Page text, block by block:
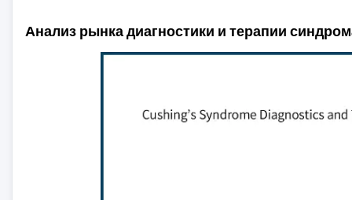
Анализ рынка диагностики и терапии